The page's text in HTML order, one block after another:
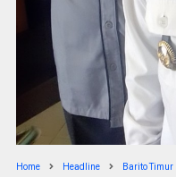
Home Headline Barito Timur